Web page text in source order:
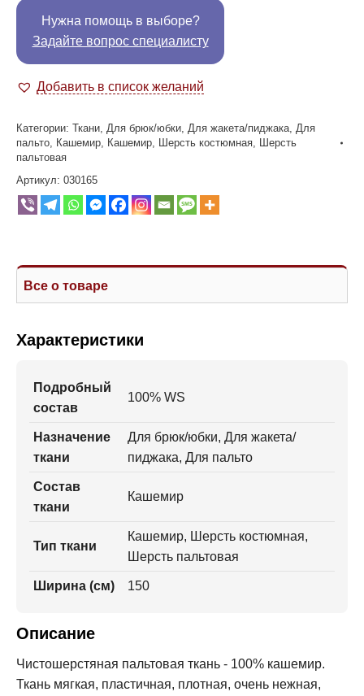
Нужна помощь в выборе?
Задайте вопрос специалисту
Добавить в список желаний
Категории: Ткани Для брюк/юбки Для жакета/пиджака Для
пальто Кашемир Кашемир Шерсть костюмная Шерсть
пальтовая
Артикул: 030165
Все о товаре
Характеристики
Подробный
состав
100% WS
Назначение
ткани
Для брюк/юбки, Для жакета/
пиджака, Для пальто
Состав
ткани
Кашемир
Тип ткани
Кашемир, Шерсть костюмная,
Шерсть пальтовая
Ширина (см) 150
Описание
Чистошерстяная пальтовая ткань - 100% кашемир.
Ткань мягкая, пластичная, плотная, очень нежная,